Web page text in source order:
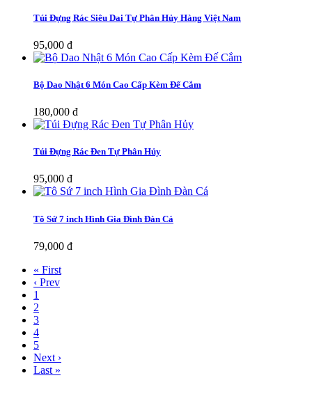
Túi Đựng Rác Siêu Dai Tự Phân Hủy Hàng Việt Nam
95,000 đ
Bộ Dao Nhật 6 Món Cao Cấp Kèm Đế Cắm
180,000 đ
Túi Đựng Rác Đen Tự Phân Hủy
95,000 đ
Tô Sứ 7 inch Hình Gia Đình Đàn Cá
79,000 đ
« First
‹ Prev
1
2
3
4
5
Next ›
Last »